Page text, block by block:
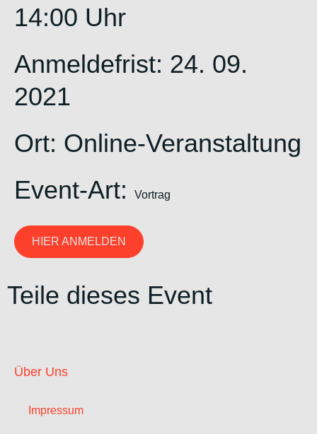
14:00 Uhr
Anmeldefrist: 24. 09.
2021
Ort: Online-Veranstaltung
Event-Art:
Vortrag
HIER ANMELDEN
Teile dieses Event
Über Uns
Impressum